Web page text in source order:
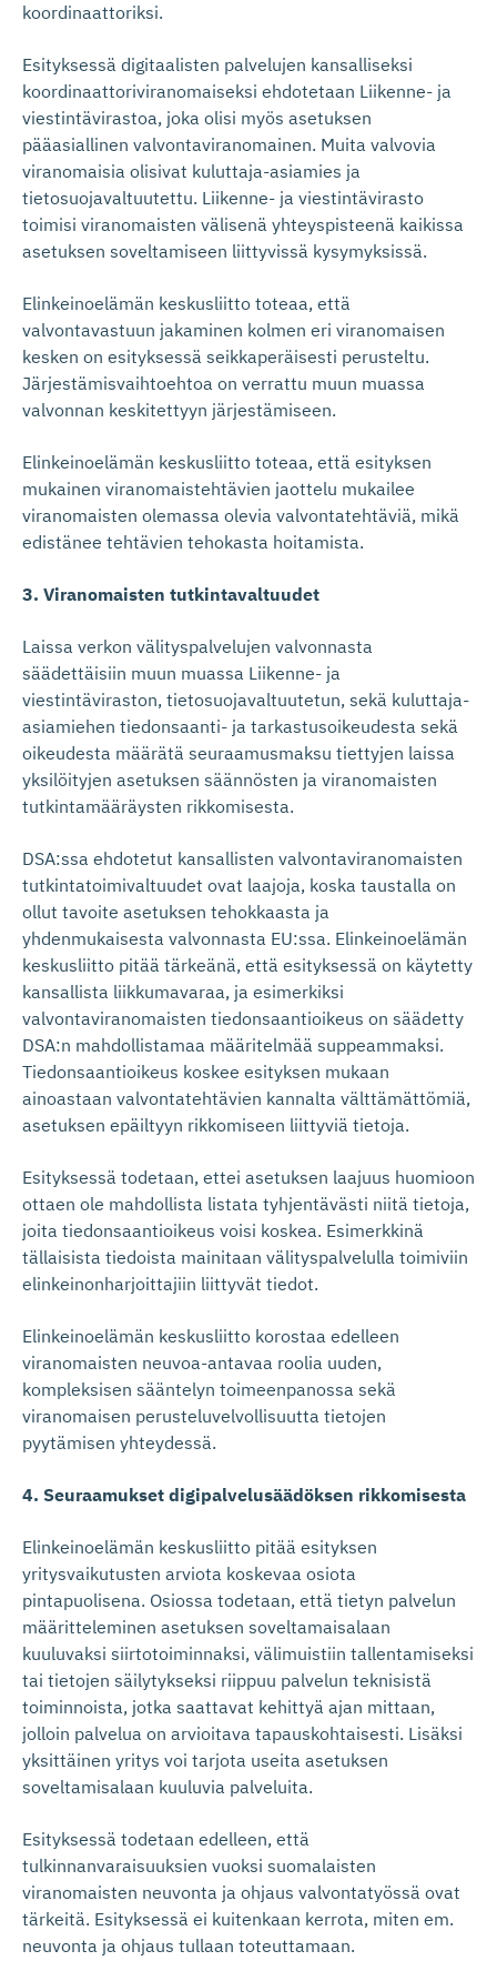
koordinaattoriksi.
Esityksessä digitaalisten palvelujen kansalliseksi
koordinaattoriviranomaiseksi ehdotetaan Liikenne- ja
viestintävirastoa, joka olisi myös asetuksen
pääasiallinen valvontaviranomainen. Muita valvovia
viranomaisia olisivat kuluttaja-asiamies ja
tietosuojavaltuutettu. Liikenne- ja viestintävirasto
toimisi viranomaisten välisenä yhteyspisteenä kaikissa
asetuksen soveltamiseen liittyvissä kysymyksissä.
Elinkeinoelämän keskusliitto toteaa, että
valvontavastuun jakaminen kolmen eri viranomaisen
kesken on esityksessä seikkaperäisesti perusteltu.
Järjestämisvaihtoehtoa on verrattu muun muassa
valvonnan keskitettyyn järjestämiseen.
Elinkeinoelämän keskusliitto toteaa, että esityksen
mukainen viranomaistehtävien jaottelu mukailee
viranomaisten olemassa olevia valvontatehtäviä, mikä
edistänee tehtävien tehokasta hoitamista.
3. Viranomaisten tutkintavaltuudet
Laissa verkon välityspalvelujen valvonnasta
säädettäisiin muun muassa Liikenne- ja
viestintäviraston, tietosuojavaltuutetun, sekä kuluttaja-
asiamiehen tiedonsaanti- ja tarkastusoikeudesta sekä
oikeudesta määrätä seuraamusmaksu tiettyjen laissa
yksilöityjen asetuksen säännösten ja viranomaisten
tutkintamääräysten rikkomisesta.
DSA:ssa ehdotetut kansallisten valvontaviranomaisten
tutkintatoimivaltuudet ovat laajoja, koska taustalla on
ollut tavoite asetuksen tehokkaasta ja
yhdenmukaisesta valvonnasta EU:ssa. Elinkeinoelämän
keskusliitto pitää tärkeänä, että esityksessä on käytetty
kansallista liikkumavaraa, ja esimerkiksi
valvontaviranomaisten tiedonsaantioikeus on säädetty
DSA:n mahdollistamaa määritelmää suppeammaksi.
Tiedonsaantioikeus koskee esityksen mukaan
ainoastaan valvontatehtävien kannalta välttämättömiä,
asetuksen epäiltyyn rikkomiseen liittyviä tietoja.
Esityksessä todetaan, ettei asetuksen laajuus huomioon
ottaen ole mahdollista listata tyhjentävästi niitä tietoja,
joita tiedonsaantioikeus voisi koskea. Esimerkkinä
tällaisista tiedoista mainitaan välityspalvelulla toimiviin
elinkeinonharjoittajiin liittyvät tiedot.
Elinkeinoelämän keskusliitto korostaa edelleen
viranomaisten neuvoa-antavaa roolia uuden,
kompleksisen sääntelyn toimeenpanossa sekä
viranomaisen perusteluvelvollisuutta tietojen
pyytämisen yhteydessä.
4. Seuraamukset digipalvelusäädöksen rikkomisesta
Elinkeinoelämän keskusliitto pitää esityksen
yritysvaikutusten arviota koskevaa osiota
pintapuolisena. Osiossa todetaan, että tietyn palvelun
määritteleminen asetuksen soveltamaisalaan
kuuluvaksi siirtotoiminnaksi, välimuistiin tallentamiseksi
tai tietojen säilytykseksi riippuu palvelun teknisistä
toiminnoista, jotka saattavat kehittyä ajan mittaan,
jolloin palvelua on arvioitava tapauskohtaisesti. Lisäksi
yksittäinen yritys voi tarjota useita asetuksen
soveltamisalaan kuuluvia palveluita.
Esityksessä todetaan edelleen, että
tulkinnanvaraisuuksien vuoksi suomalaisten
viranomaisten neuvonta ja ohjaus valvontatyössä ovat
tärkeitä. Esityksessä ei kuitenkaan kerrota, miten em.
neuvonta ja ohjaus tullaan toteuttamaan.